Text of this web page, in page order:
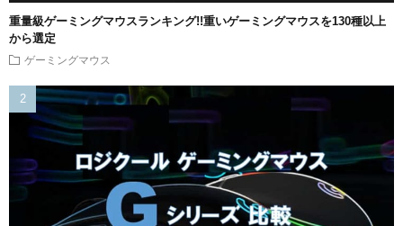
重量級ゲーミングマウスランキング!!重いゲーミングマウスを130種以上
から選定
ゲーミングマウス